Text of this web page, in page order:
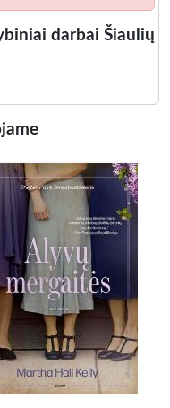
darbai Šiaulių